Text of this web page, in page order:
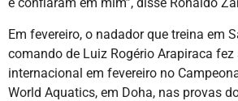
e confiaram em mim”, disse Ronaldo
Em fevereiro, o nadador que treina em
comando de Luiz Rogério Arapiraca fez
internacional em fevereiro no
World Aquatics, em Doha, nas provas